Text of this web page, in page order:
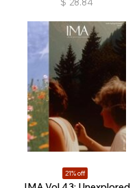
21% off